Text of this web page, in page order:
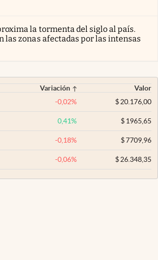
la tormenta del siglo al país.
las zonas afectadas por las intensas
Variación
Valor
-0,02% $20.176,00
0,41% $1965,65
-0,18% $7709,96
-0,06% $26.348,35